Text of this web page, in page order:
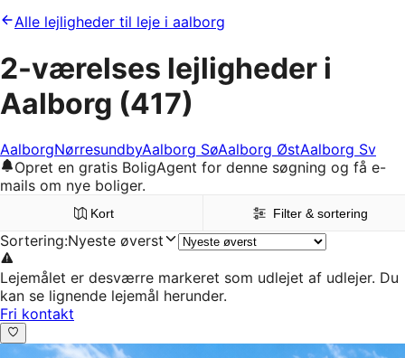
Alle lejligheder til leje i aalborg
2-værelses lejligheder i
Aalborg (417)
AalborgNørresundbyAalborg SøAalborg ØstAalborg Sv
Opret en gratis BoligAgent for denne søgning og få e-
mails om nye boliger.
Kort Filter & sortering
Sortering:Nyeste øverst
Lejemålet er desværre markeret som udlejet af udlejer. Du
kan se lignende lejemål herunder.
Fri kontakt